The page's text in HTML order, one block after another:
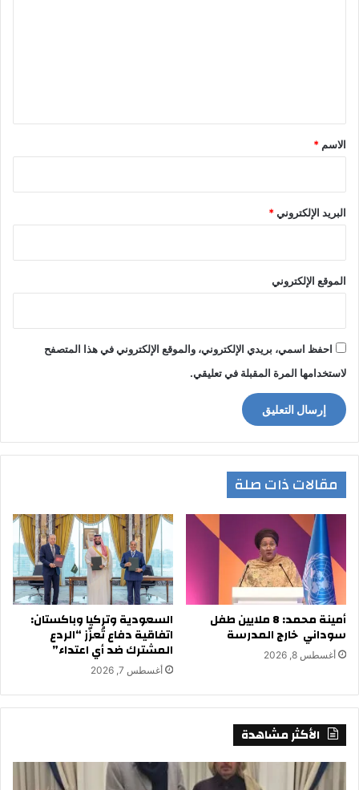
*
الاسم *
البريد الإلكتروني*
الموقع الإلكتروني
احفظ اسمي، بريدي الإلكتروني، والموقع الإلكتروني في هذا المتصفح
لاستخدامها المرة المقبلة في تعليقي.
مقالات ذات صلة
أمينة محمد: 8 ملايين طفل
سوداني خارج المدرسة
أغسطس 8, 2026
السعودية وتركيا وباكستان:
اتفاقية دفاع تُعزّز “الردع
المشترك ضد أي اعتداء”
أغسطس 7, 2026
الأكثر مشاهدة